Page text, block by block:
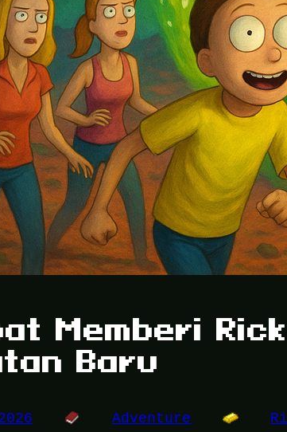
Memberi
Baru
Adventure